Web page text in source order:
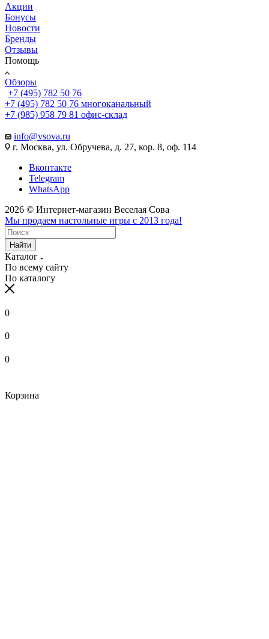
Акции
Бонусы
Новости
Бренды
Отзывы
Помощь
Обзоры
+7 (495) 782 50 76
+7 (495) 782 50 76 многоканальный
+7 (985) 958 79 81 офис-склад
info@vsova.ru
г. Москва, ул. Обручева, д. 27, кор. 8, оф. 114
Вконтакте
Telegram
WhatsApp
2026 © Интернет-магазин Веселая Сова
Мы продаем настольные игры с 2013 года!
Найти
Каталог
По всему сайту
По каталогу
0
0
0
Корзина